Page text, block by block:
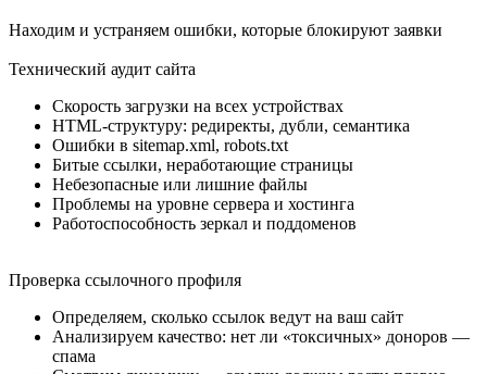
Находим и устраняем ошибки, которые блокируют заявки
Технический аудит сайта
Скорость загрузки на всех устройствах
HTML-структуру: редиректы, дубли, семантика
Ошибки в sitemap.xml, robots.txt
Битые ссылки, неработающие страницы
Небезопасные или лишние файлы
Проблемы на уровне сервера и хостинга
Работоспособность зеркал и поддоменов
Проверка ссылочного профиля
Определяем, сколько ссылок ведут на ваш сайт
Анализируем качество: нет ли «токсичных» доноров —
спама